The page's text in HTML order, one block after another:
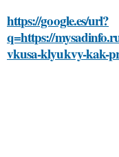
https://google.es/url?
q=https://
vkusa-klyukvy-kak-